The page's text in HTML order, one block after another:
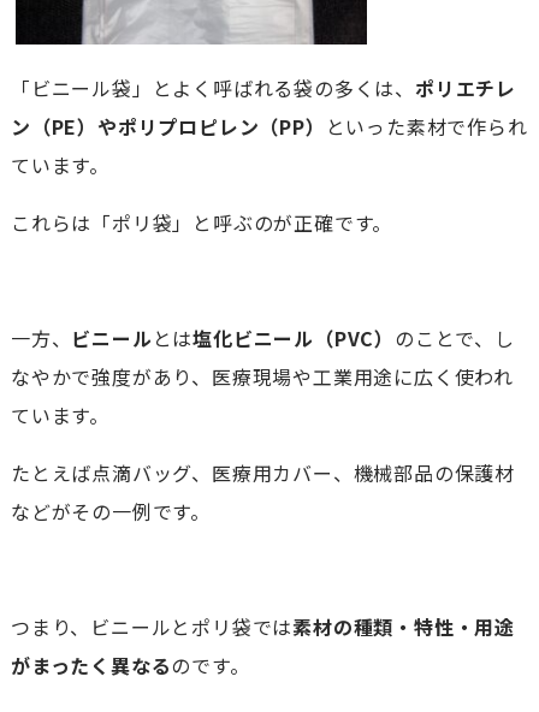
「ビニール袋」とよく呼ばれる袋の多くは、 ポリエチレ
ン（PE）やポリプロピレン（PP）
といった素材で作られ
ています。
これらは「ポリ袋」と呼ぶのが正確です。
一方、 ビニール とは塩化ビニール（PVC） のことで、し
なやかで強度があり、医療現場や工業用途に広く使われ
ています。
たとえば点滴バッグ、医療用カバー、機械部品の保護材
などがその一例です。
つまり、ビニールとポリ袋では素材の種類・特性・用途
がまったく異なるのです。